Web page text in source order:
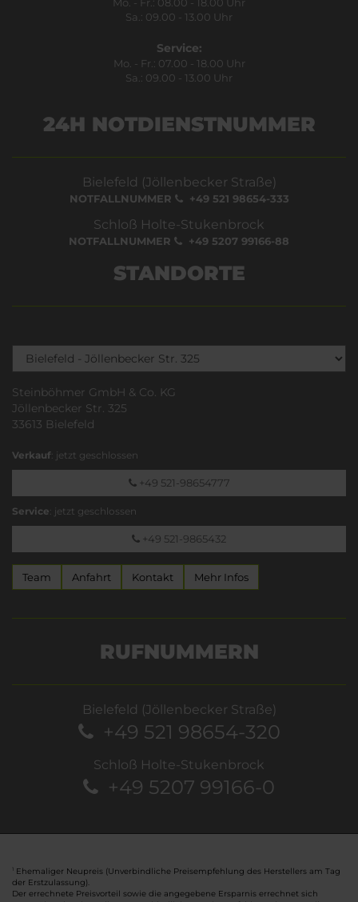
Sa.: 09.00 - 13.00 Uhr
Service:
Mo. - Fr.: 07.00 - 18.00 Uhr
Sa.: 09.00 - 13.00 Uhr
24H NOTDIENSTNUMMER
Bielefeld (Jöllenbecker Straße)
NOTFALLNUMMER +49 521 98654-333
Schloß Holte-Stukenbrock
NOTFALLNUMMER +49 5207 99166-88
STANDORTE
Steinböhmer GmbH & Co. KG
Jöllenbecker Str. 325
33613 Bielefeld
Verkauf: jetzt geschlossen
+49 521-98654777
Service: jetzt geschlossen
+49 521-9865432
Team Anfahrt Kontakt Mehr Infos
RUFNUMMERN
Bielefeld (Jöllenbecker Straße)
+49 521 98654-320
Schloß Holte-Stukenbrock
+49 5207 99166-0
Ehemaliger Neupreis (Unverbindliche Preisempfehlung des Herstellers am Tag
der Erstzulassung).
Der errechnete Preisvorteil sowie die angegebene Ersparnis errechnet sich